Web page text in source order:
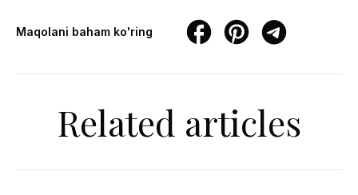
Maqolani baham ko'ring
Related articles